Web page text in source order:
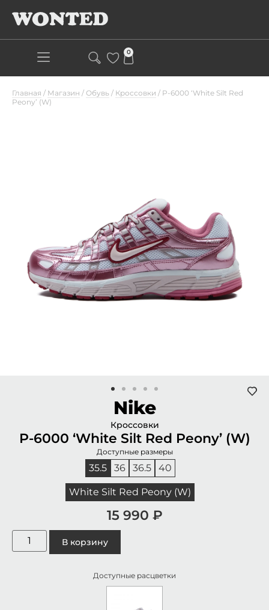
0
Главная / Магазин / Обувь / Кроссовки / P-6000 ‘White Silt Red
Peony’ (W)
Nike
Кроссовки
P-6000 ‘White Silt Red Peony’ (W)
Доступные размеры
35.5 36 36.5 40
White Silt Red Peony (W)
15 990 ₽
В корзину
Доступные расцветки